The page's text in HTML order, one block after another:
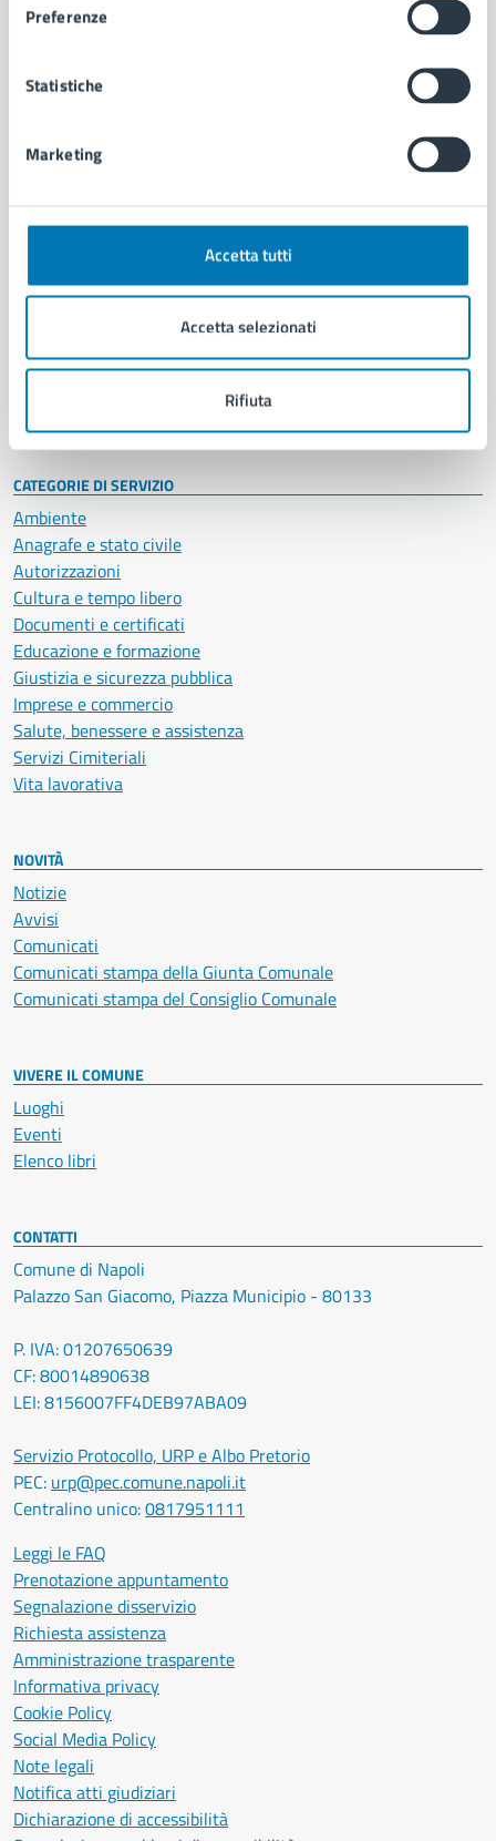
Preferenze
Statistiche
Marketing
Accetta tutti
Accetta selezionati
Rifiuta
Comune di Napoli
AMMINISTRAZIONE
Organi di governo
Enti e fondazioni
Personale amministrativo
Intranet, posta aziendale e protocollo
CATEGORIE DI SERVIZIO
Ambiente
Anagrafe e stato civile
Autorizzazioni
Cultura e tempo libero
Documenti e certificati
Educazione e formazione
Giustizia e sicurezza pubblica
Imprese e commercio
Salute, benessere e assistenza
Servizi Cimiteriali
Vita lavorativa
NOVITÀ
Notizie
Avvisi
Comunicati
Comunicati stampa della Giunta Comunale
Comunicati stampa del Consiglio Comunale
VIVERE IL COMUNE
Luoghi
Eventi
Elenco libri
CONTATTI
Comune di Napoli
Palazzo San Giacomo, Piazza Municipio - 80133
P. IVA: 01207650639
CF: 80014890638
LEI: 8156007FF4DEB97ABA09
Servizio Protocollo, URP e Albo Pretorio
PEC: urp@pec.comune.napoli.it
Centralino unico:0817951111
Leggi le FAQ
Prenotazione appuntamento
Segnalazione disservizio
Richiesta assistenza
Amministrazione trasparente
Informativa privacy
Cookie Policy
Social Media Policy
Note legali
Notifica atti giudiziari
Dichiarazione di accessibilità